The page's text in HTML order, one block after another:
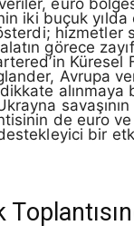
euro
iki buçuk yılda
görece
Küresel
Avrupa
alınmaya
de euro
bir etki